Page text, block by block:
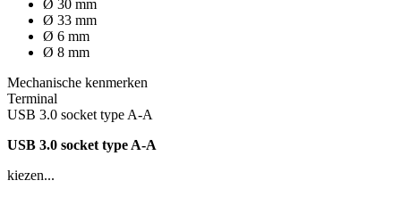
Ø 30 mm
Ø 33 mm
Ø 6 mm
Ø 8 mm
Mechanische kenmerken
Terminal
USB 3.0 socket type A-A
USB 3.0 socket type A-A
kiezen...